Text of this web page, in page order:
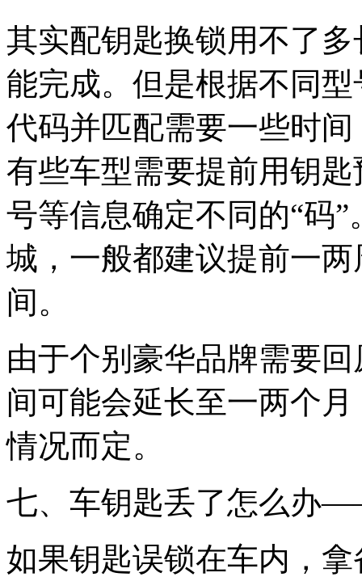
其实配钥匙换锁用不了
能完成。但是根据不同
代码并匹配需要一些时
有些车型需要提前用钥
号等信息确定不同的“码
城，一般都建议提前一
间。
由于个别豪华品牌需要
间可能会延长至一两个
情况而定。
七、车钥匙丢了怎么办
如果钥匙误锁在车内，